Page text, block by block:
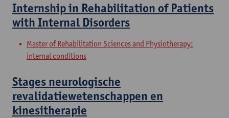
Internship in Rehabilitation of Patients
with Internal Disorders
Master of Rehabilitation Sciences and Physiotherapy:
internal conditions
Stages neurologische
revalidatiewetenschappen en
kinesitherapie